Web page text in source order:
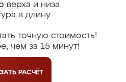
верха и низа
в длину
точную стоимость!
чем за 15 минут!
РАСЧЁТ